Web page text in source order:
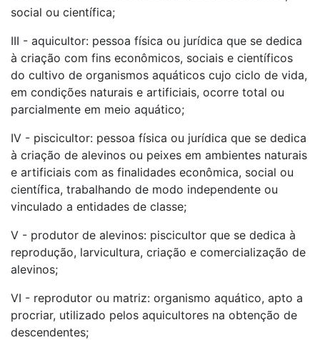
social ou científica;
III - aquicultor: pessoa física ou jurídica que se dedica
à criação com fins econômicos, sociais e científicos
do cultivo de organismos aquáticos cujo ciclo de vida,
em condições naturais e artificiais, ocorre total ou
parcialmente em meio aquático;
IV - piscicultor: pessoa física ou jurídica que se dedica
à criação de alevinos ou peixes em ambientes naturais
e artificiais com as finalidades econômica, social ou
científica, trabalhando de modo independente ou
vinculado a entidades de classe;
V - produtor de alevinos: piscicultor que se dedica à
reprodução, larvicultura, criação e comercialização de
alevinos;
VI - reprodutor ou matriz: organismo aquático, apto a
procriar, utilizado pelos aquicultores na obtenção de
descendentes;